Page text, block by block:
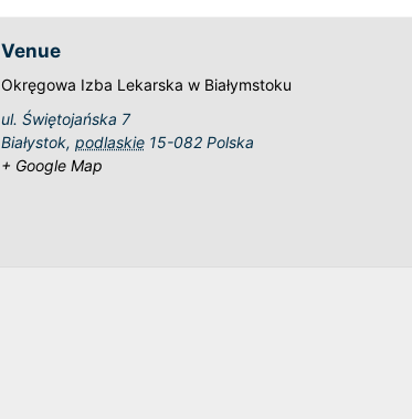
Venue
Okręgowa Izba Lekarska w Białymstoku
ul. Świętojańska 7
Białystok, podlaskie 15-082 Polska
+ Google Map